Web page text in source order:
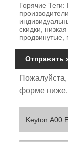
Горячие Теги:
скидки,
продвинутые,
Отправить
Пожалуйста,
форме ниже.